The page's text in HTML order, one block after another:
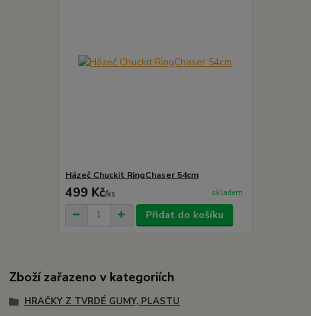
Házeč Chuckit RingChaser 54cm
499 Kč/ks skladem
Přidat do košíku
Zboží zařazeno v kategoriích
HRAČKY Z TVRDÉ GUMY, PLASTU